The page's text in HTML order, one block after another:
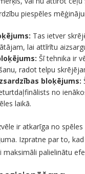
piespēles
Tas ietver
lai attīrītu
Šī tehnika ir
radot telpu
bloķējums:
no
laikā.
ir atkarīga no
Izpratne par to,
maksimāli palielinātu